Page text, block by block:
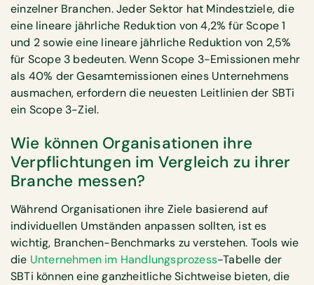
einzelner Branchen. Jeder Sektor hat Mindestziele, die
eine lineare jährliche Reduktion von 4,2% für Scope 1
und 2 sowie eine lineare jährliche Reduktion von 2,5%
für Scope 3 bedeuten. Wenn Scope 3-Emissionen mehr
als 40% der Gesamtemissionen eines Unternehmens
ausmachen, erfordern die neuesten Leitlinien der SBTi
ein Scope 3-Ziel.
Wie können Organisationen ihre
Verpflichtungen im Vergleich zu ihrer
Branche messen?
Während Organisationen ihre Ziele basierend auf
individuellen Umständen anpassen sollten, ist es
wichtig, Branchen-Benchmarks zu verstehen. Tools wie
die Unternehmen im Handlungsprozess-Tabelle der
SBTi können eine ganzheitliche Sichtweise bieten, die